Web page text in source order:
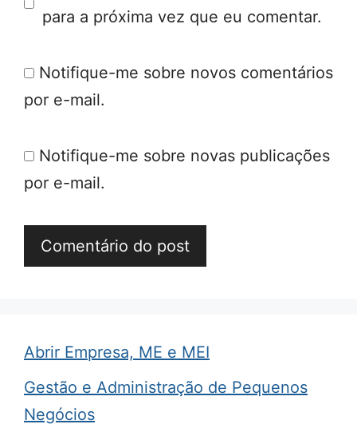
para a próxima vez que eu comentar.
Notifique-me sobre novos comentários
por e-mail.
Notifique-me sobre novas publicações
por e-mail.
Abrir Empresa, ME e MEI
Gestão e Administração de Pequenos
Negócios